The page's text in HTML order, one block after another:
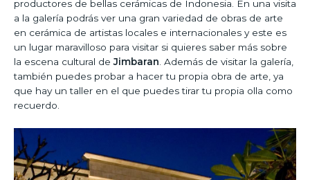
productores de bellas cerámicas de Indonesia. En una visita
a la galería podrás ver una gran variedad de obras de arte
en cerámica de artistas locales e internacionales y este es
un lugar maravilloso para visitar si quieres saber más sobre
la escena cultural deJimbaran . Además de visitar la galería,
también puedes probar a hacer tu propia obra de arte, ya
que hay un taller en el que puedes tirar tu propia olla como
recuerdo.